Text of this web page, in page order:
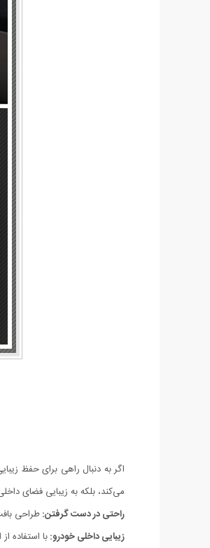
اگر به دنبال راهی برای حفظ
می‌کند، بلکه به زیبایی فضای
راحتی در دست گرفتن:طراحی
زیبایی داخلی خودرو:با استفاده